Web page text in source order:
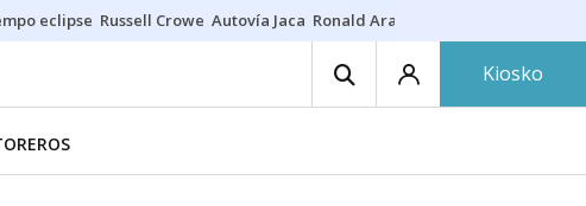
eclipse Russell Crowe Autovía Jaca Ronald Araújo
Kiosko